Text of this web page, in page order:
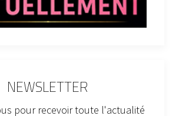
NEWSLETTER
pour recevoir toute l'actualité